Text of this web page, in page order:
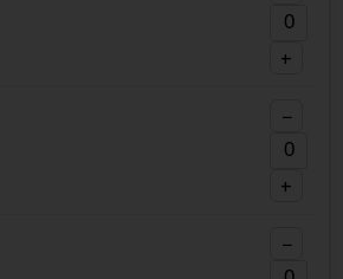
+
−
+
−